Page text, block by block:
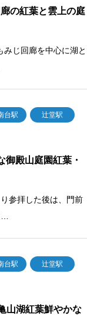
の紅葉と雲上の庭
みじ回廊を中心に湖と
台駅 辻堂駅
御殿山庭園紅葉・
参拝した後は、門前
台駅 辻堂駅
山湖紅葉鮮やかな